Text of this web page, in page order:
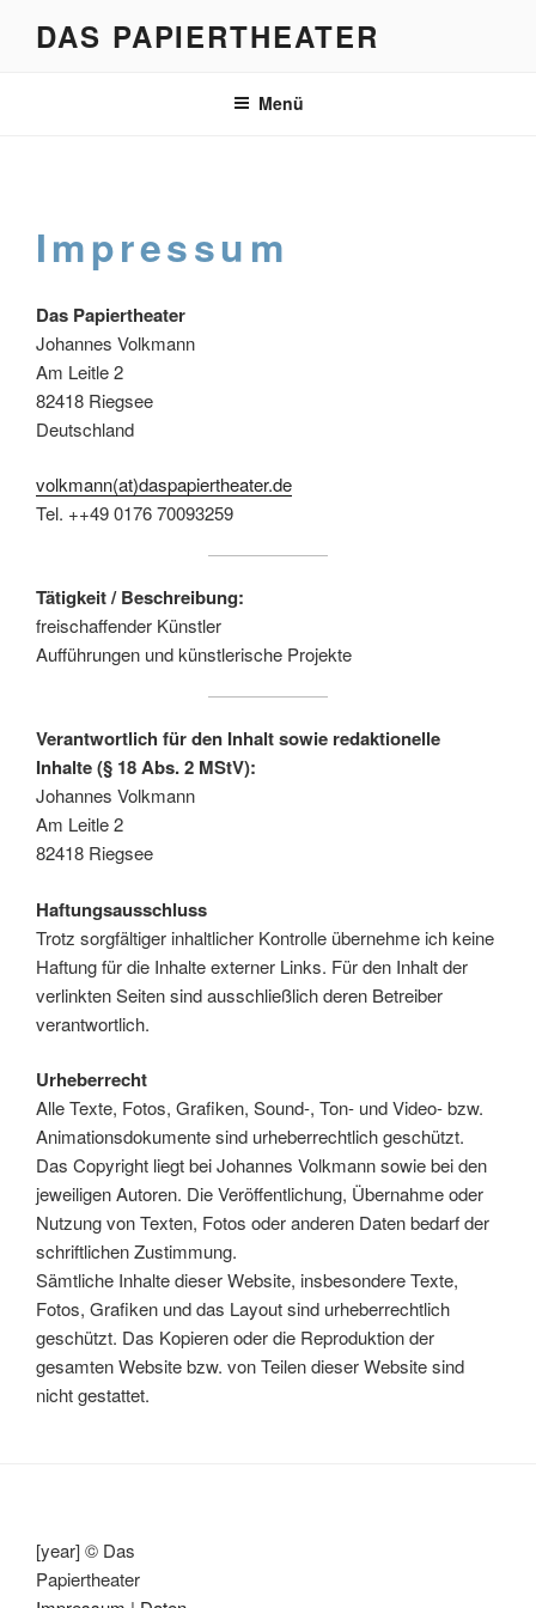
DAS PAPIERTHEATER
Menü
Impressum
Das Papiertheater
Johannes Volkmann
Am Leitle 2
82418 Riegsee
Deutschland
volkmann(at)daspapiertheater.de
Tel. ++49 0176 70093259
Tätigkeit / Beschreibung:
freischaffender Künstler
Aufführungen und künstlerische Projekte
Verantwortlich für den Inhalt sowie redaktionelle
Inhalte (§ 18 Abs. 2 MStV):
Johannes Volkmann
Am Leitle 2
82418 Riegsee
Haftungsausschluss
Trotz sorgfältiger inhaltlicher Kontrolle übernehme ich keine
Haftung für die Inhalte externer Links. Für den Inhalt der
verlinkten Seiten sind ausschließlich deren Betreiber
verantwortlich.
Urheberrecht
Alle Texte, Fotos, Grafiken, Sound-, Ton- und Video- bzw.
Animationsdokumente sind urheberrechtlich geschützt.
Das Copyright liegt bei Johannes Volkmann sowie bei den
jeweiligen Autoren. Die Veröffentlichung, Übernahme oder
Nutzung von Texten, Fotos oder anderen Daten bedarf der
schriftlichen Zustimmung.
Sämtliche Inhalte dieser Website, insbesondere Texte,
Fotos, Grafiken und das Layout sind urheberrechtlich
geschützt. Das Kopieren oder die Reproduktion der
gesamten Website bzw. von Teilen dieser Website sind
nicht gestattet.
[year] © Das
Papiertheater